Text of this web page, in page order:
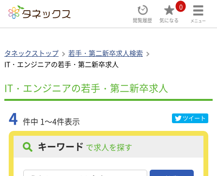
閲覧履歴
0
気になる メニュー
タネックストップ
若手・第二新卒求人検索
IT・エンジニアの若手・第二新卒求人
IT・エンジニアの若手・第二新卒求人
4 件中 1～4件表示 ツイート
キーワード で求人を探す